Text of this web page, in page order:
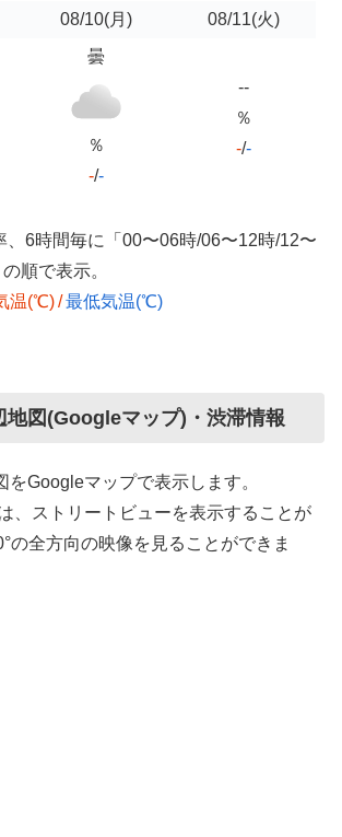
08/10(月) 08/11(火)
曇
％
-/-
--
％
-/-
、6時間毎に「00〜06時/06〜12時/12〜
順で表示。
温(℃)/最低気温(℃)
地図(Googleマップ)・渋滞情報
をGoogleマップで表示します。
、ストリートビューを表示することが
の全方向の映像を見ることができま